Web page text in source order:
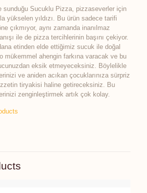
sunduğu Sucuklu Pizza, pizzaseverler için
yükselen yıldızı. Bu ürün sadece tarifi
çıkmıyor, aynı zamanda inanılmaz
ile de pizza tercihlerinin başını çekiyor.
etinden elde ettiğimiz sucuk ile doğal
mükemmel ahengin farkına varacak ve bu
eksik etmeyeceksiniz. Böylelikle
ve aniden acıkan çocuklarınıza sürpriz
tiryakisi haline getireceksiniz. Bu
zenginleştirmek artık çok kolay.